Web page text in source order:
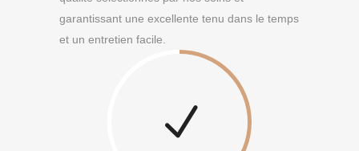
garantissant une excellente tenu dans le temps
et un entretien facile.